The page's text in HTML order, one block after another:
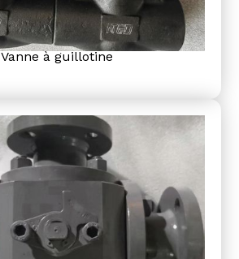
Vanne à guillotine